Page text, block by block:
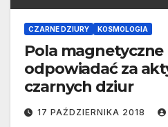
CZARNE DZIURY KOSMOLOGIA
Pola magnetyczne
odpowiadać za
czarnych dziur
17 PAŹDZIERNIKA 2018